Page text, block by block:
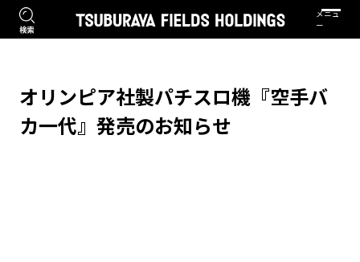
オリンピア社製パチスロ機『空手バ
カ一代』発売のお知らせ